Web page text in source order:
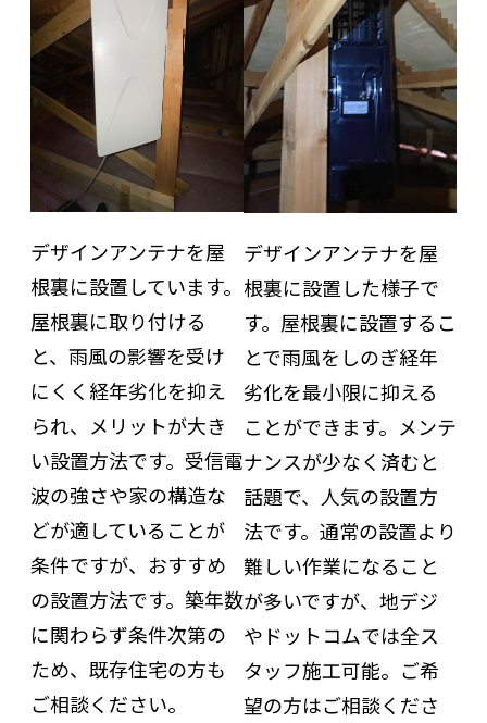
デザインアンテナを屋
根裏に設置しています。
屋根裏に取り付ける
と、雨風の影響を受け
にくく経年劣化を抑え
られ、メリットが大き
い設置方法です。受信電
波の強さや家の構造な
どが適していることが
条件ですが、おすすめ
の設置方法です。築年数
に関わらず条件次第の
ため、既存住宅の方も
ご相談ください。
デザインアンテナを屋
根裏に設置した様子で
す。屋根裏に設置するこ
とで雨風をしのぎ経年
劣化を最小限に抑える
ことができます。メンテ
ナンスが少なく済むと
話題で、人気の設置方
法です。通常の設置より
難しい作業になること
が多いですが、地デジ
やドットコムでは全ス
タッフ施工可能。ご希
望の方はご相談くださ